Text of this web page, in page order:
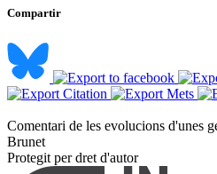
Compartir
Comentari de les evolucions d'unes
Brunet ​
Protegit per dret d'autor